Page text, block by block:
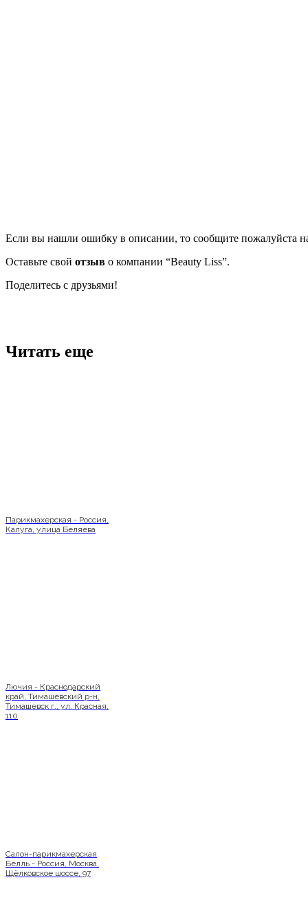
Если вы нашли ошибку в описании, то сообщите пожалуйста
Оставьте свой отзыв о компании “Beauty Liss”.
Поделитесь с друзьями!
Читать еще
Парикмахерская - Россия,
Калуга, улица Беляева
Лючия - Краснодарский
край, Тимашевский р-н,
Тимашевск г., ул. Красная,
110
Салон-парикмахерская
Белль - Россия, Москва,
Щёлковское шоссе, 97